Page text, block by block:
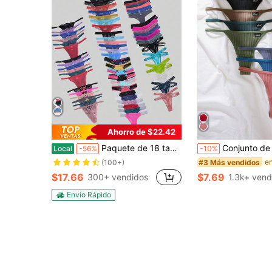
Ahorro de $22.42
Local -56% Paquete de 18 tangas de encaje sexy y cómodos de tiro bajo, surtidos al azar, para mujeres
(100+)
$17.66 300+ vendidos
Envío Rápido
-10% Conjunto de 7 piezas de bragas tipo tanga sin
#3 Más vendidos
$7.69 1.3k+